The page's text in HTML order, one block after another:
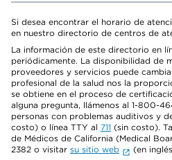
Si desea encontrar el horario de
en nuestro directorio de centros de
La información de este directorio en
periódicamente. La disponibilidad de
proveedores y servicios puede
profesional de la salud nos la
se obtiene en el proceso de
alguna pregunta, llámenos al 1-800-
personas con problemas auditivos y
costo) o línea TTY al 711 (sin costo).
de Médicos de California (Medical
2382 o visitar su sitio web
(en